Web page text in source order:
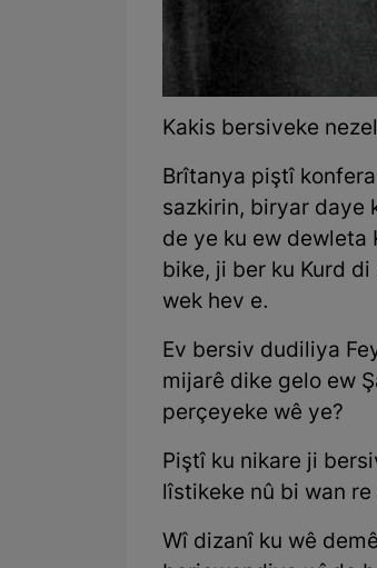
Kakis bersiveke
Brîtanya piştî
sazkirin, biryar daye
de ye ku ew dewleta
bike, ji ber ku Kurd
wek hev e.
Ev bersiv dudiliya
mijarê dike gelo ew
perçeyeke wê ye?
Piştî ku nikare ji
lîstikeke nû bi wan
Wî dizanî ku wê